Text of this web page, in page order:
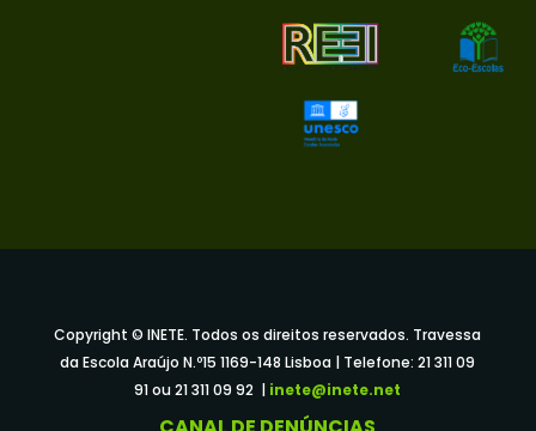
Copyright © INETE. Todos os direitos reservados. Travessa
da Escola Araújo N.º15 1169-148 Lisboa | Telefone: 21 311 09
91 ou 21 311 09 92 | inete@inete.net